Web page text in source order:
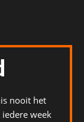
nooit het
week